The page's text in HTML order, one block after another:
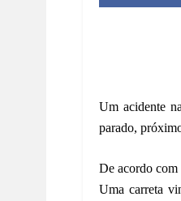
Um acidente
parado,
De acordo com
Uma carreta